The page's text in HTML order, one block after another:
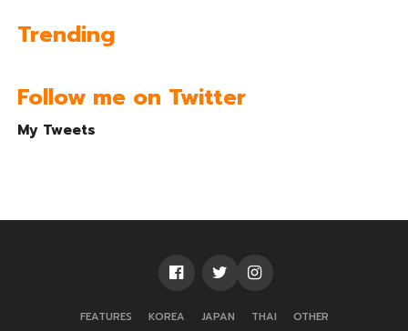
Trending
Follow me on Twitter
My Tweets
FEATURES KOREA JAPAN THAI OTHER